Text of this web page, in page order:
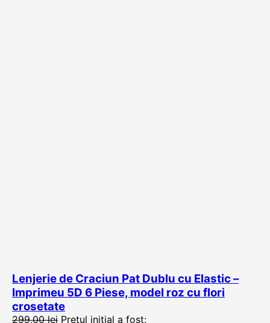
Lenjerie de Craciun Pat Dublu cu Elastic –
Imprimeu 5D 6 Piese, model roz cu flori
crosetate
299,00lei Prețul inițial a fost: